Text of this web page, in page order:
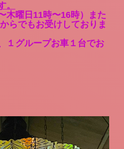
。
木曜日11時〜16時）また
らでもお受けしておりま
１グループお車１台でお